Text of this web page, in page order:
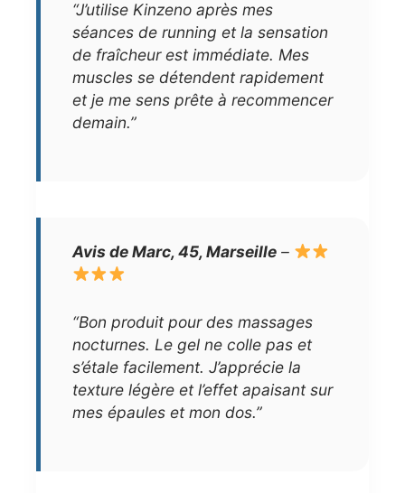
“J’utilise Kinzeno après mes
séances de running et la sensation
de fraîcheur est immédiate. Mes
muscles se détendent rapidement
et je me sens prête à recommencer
demain.”
Avis de Marc, 45, Marseille –
“Bon produit pour des massages
nocturnes. Le gel ne colle pas et
s’étale facilement. J’apprécie la
texture légère et l’effet apaisant sur
mes épaules et mon dos.”